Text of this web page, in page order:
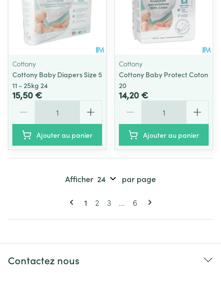
Cottony
Cottony Baby Diapers Size 5
11 - 25kg 24
15,50 €
Ajouter au panier
Cottony
Cottony Baby Protect Coton
20
14,20 €
Ajouter au panier
Pages
Vous lisez actuellement la page
1 Page
2 Page
3 ... Page
6
Afficher par page
Contactez nous